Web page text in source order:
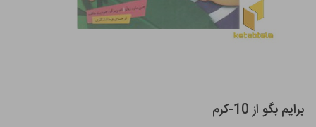
برایم بگو از 10-کرم